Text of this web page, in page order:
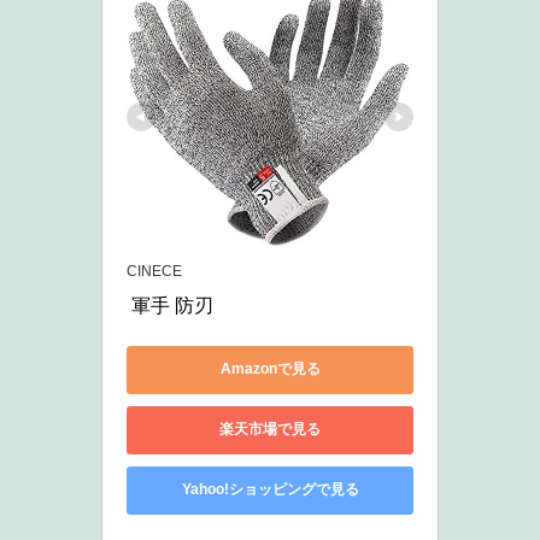
CINECE
軍手 防刃
Amazonで見る
楽天市場で見る
Yahoo!ショッピングで見る